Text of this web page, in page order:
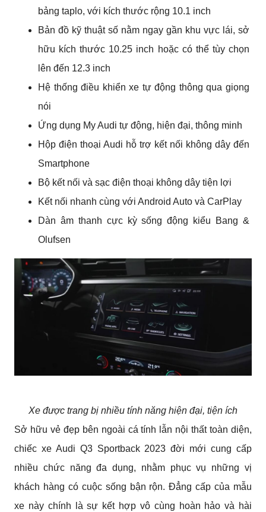
bảng taplo, với kích thước rộng 10.1 inch
Bản đồ kỹ thuật số nằm ngay gần khu vực lái, sở
hữu kích thước 10.25 inch hoặc có thể tùy chọn
lên đến 12.3 inch
Hệ thống điều khiển xe tự động thông qua giọng
nói
Ứng dụng My Audi tự động, hiện đại, thông minh
Hộp điện thoại Audi hỗ trợ kết nối không dây đến
Smartphone
Bộ kết nối và sạc điện thoại không dây tiện lợi
Kết nối nhanh cùng với Android Auto và CarPlay
Dàn âm thanh cực kỳ sống động kiểu Bang &
Olufsen
Xe được trang bị nhiều tính năng hiện đại, tiện ích
Sở hữu vẻ đẹp bên ngoài cá tính lẫn nội thất toàn diện,
chiếc xe Audi Q3 Sportback 2023 đời mới cung cấp
nhiều chức năng đa dụng, nhằm phục vụ những vị
khách hàng có cuộc sống bận rộn. Đẳng cấp của mẫu
xe này chính là sự kết hợp vô cùng hoàn hảo và hài